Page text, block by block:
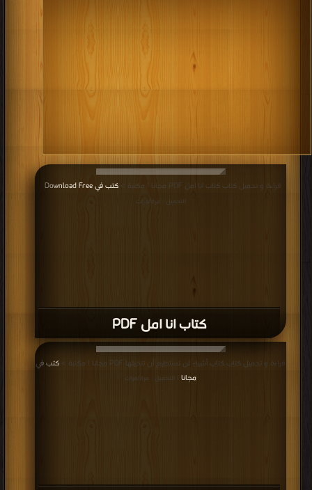
يهتم بتحسين نوعية الموارد البشرية في المجتمع وتحسين النوعية
العاملين فيها سواء على المستوى الإداري شموليا لتشمل كل العاملين
على جميع مستوياتهم الوظيفية.
كتب اكبر موقع التنميه البشريه
كتاب انا امل PDF
قراءة و تحميل كتاب كتاب انا امل PDF مجانا | مكتبة > كتب في Download Free
التحميل : مرة/مرات
قراءة و تحميل كتاب كتاب أشياء لن تستطيع أن تتخيلها PDF مجانا | مكتبة >
كتب في
مجانا | التحميل : مرة/مرات